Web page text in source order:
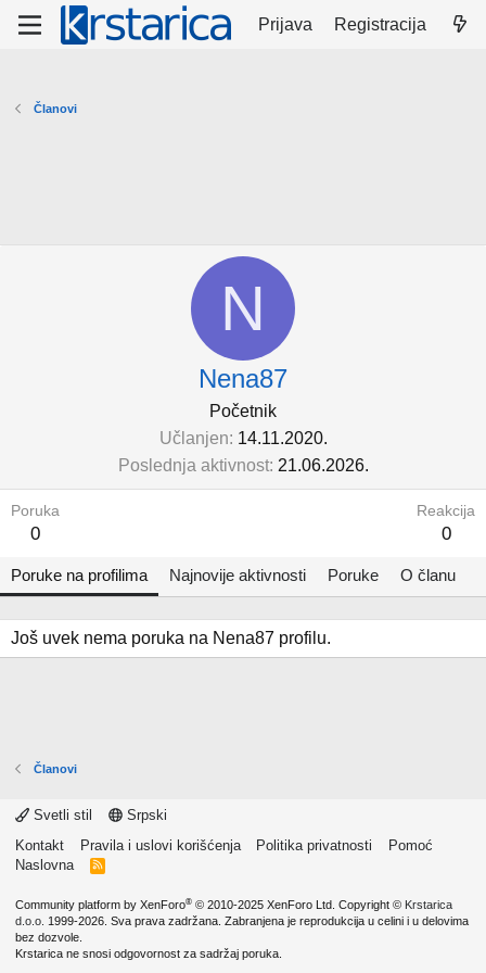
Prijava Registracija
Članovi
N
Nena87
Početnik
Učlanjen 14.11.2020.
Poslednja aktivnost 21.06.2026.
Poruka
0
Reakcija
0
Poruke na profilima Najnovije aktivnosti Poruke O članu
Još uvek nema poruka na Nena87 profilu.
Članovi
Svetli stil
Srpski
Kontakt
Pravila i uslovi korišćenja Politika privatnosti
Pomoć
Naslovna
R
Community platform by XenForo® © 2010-2025 XenForo Ltd. Copyright © Krstarica
d.o.o. 1999-2026. Sva prava zadržana. Zabranjena je reprodukcija u celini i u delovima
bez dozvole.
Krstarica ne snosi odgovornost za sadržaj poruka.